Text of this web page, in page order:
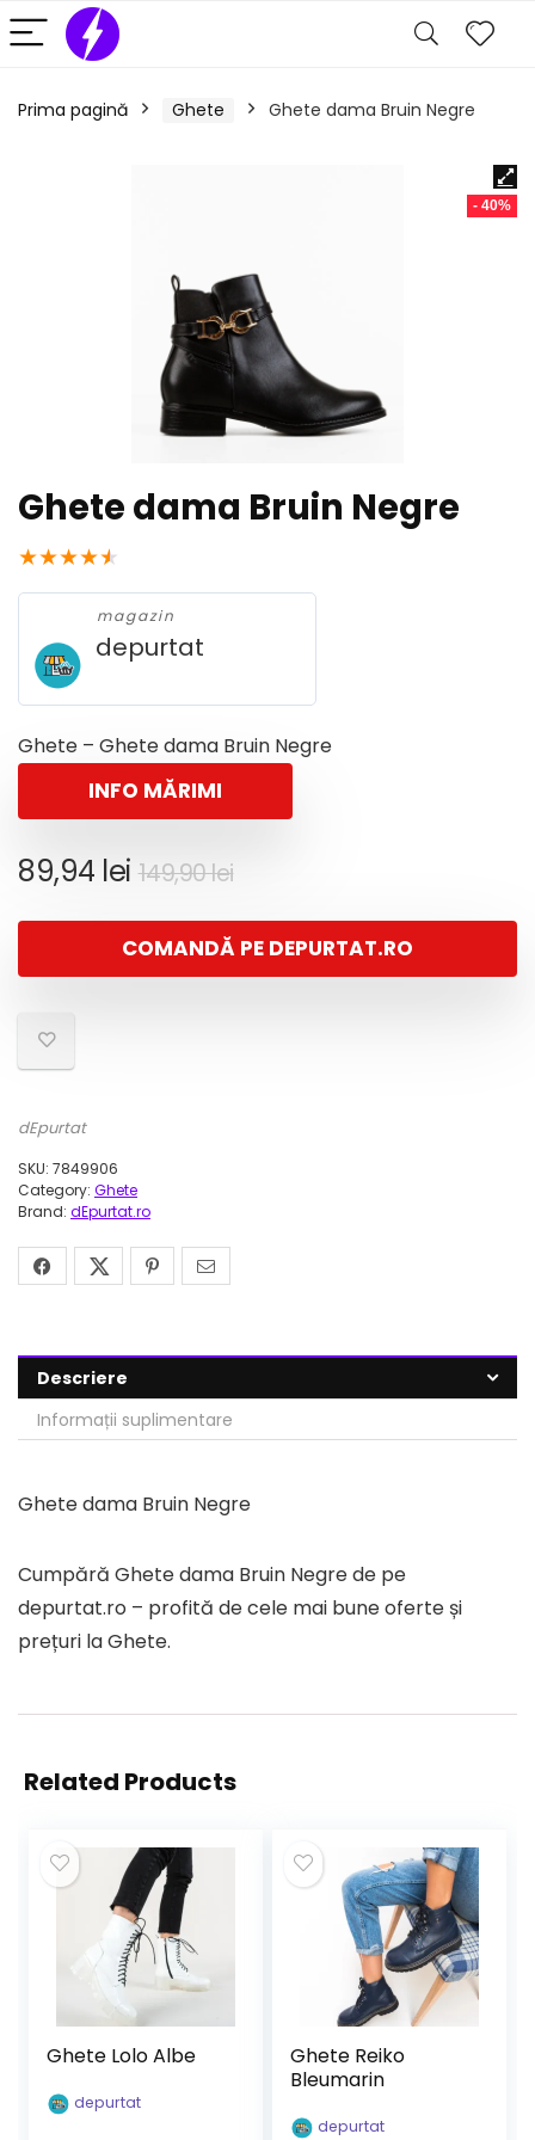
Prima pagină Ghete Ghete dama Bruin Negre
- 40%
Ghete dama Bruin Negre
★★★★★
magazin
depurtat
Ghete – Ghete dama Bruin Negre
INFO MĂRIMI
149,90leiPrețul
a
fost:
89,94 lei
Prețul
este:
89,94 lei.
COMANDĂ PE DEPURTAT.RO
dEpurtat
SKU: 7849906
Category: Ghete
Brand: dEpurtat.ro
Descriere
Informații suplimentare
Ghete dama Bruin Negre
Cumpără Ghete dama Bruin Negre de pe
depurtat.ro – profită de cele mai bune oferte și
prețuri la Ghete.
Related Products
Ghete Lolo Albe
depurtat
Ghete Reiko
Bleumarin
depurtat